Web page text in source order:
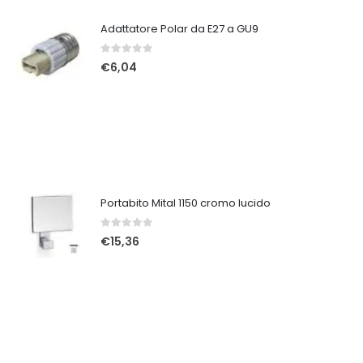
Adattatore Polar da E27 a GU9
0Su 5
€6,04
Portabito Mital 1150 cromo lucido
Su 5
€15,36